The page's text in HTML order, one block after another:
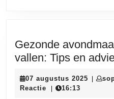
Gezonde
vallen: Tips en
07 augustus 2025 07|
Reactie
| 16:13